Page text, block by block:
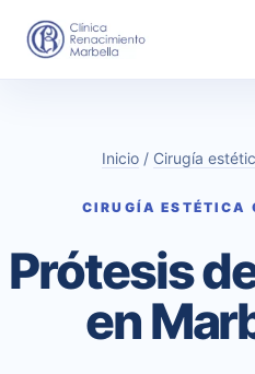
Inicio/ Cirugía
CIRUGÍA ESTÉTICA
Prótesis
en